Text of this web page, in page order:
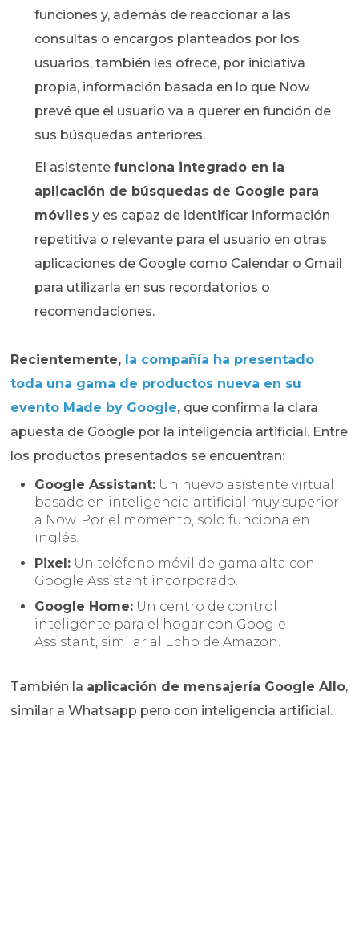
funciones y, además de reaccionar a las
consultas o encargos planteados por los
usuarios, también les ofrece, por iniciativa
propia, información basada en lo que Now
prevé que el usuario va a querer en función de
sus búsquedas anteriores.
El asistentefunciona integrado en la
aplicación de búsquedas de Google para
móviles y es capaz de identificar información
repetitiva o relevante para el usuario en otras
aplicaciones de Google como Calendar o Gmail
para utilizarla en sus recordatorios o
recomendaciones.
Recientemente, la compañía ha presentado
toda una gama de productos nueva en su
evento Made by Google, que confirma la clara
apuesta de Google por la inteligencia artificial. Entre
los productos presentados se encuentran:
Google Assistant: Un nuevo asistente virtual
basado en inteligencia artificial muy superior
a Now. Por el momento, solo funciona en
inglés.
Pixel: Un teléfono móvil de gama alta con
Google Assistant incorporado.
Google Home: Un centro de control
inteligente para el hogar con Google
Assistant, similar al Echo de Amazon.
También la aplicación de mensajería Google Allo,
similar a Whatsapp pero con inteligencia artificial.